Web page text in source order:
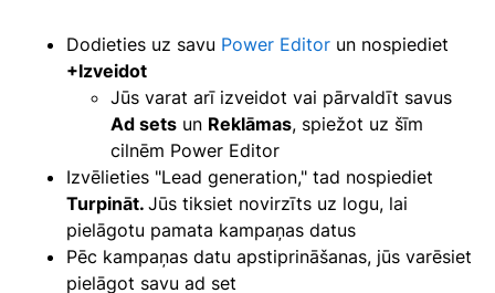
Dodieties uz savu Power Editor un nospiediet
+Izveidot
Jūs varat arī izveidot vai pārvaldīt savus
Ad sets un Reklāmas, spiežot uz šīm
cilnēm Power Editor
Izvēlieties "Lead generation," tad nospiediet
Turpināt. Jūs tiksiet novirzīts uz logu, lai
pielāgotu pamata kampaņas datus
Pēc kampaņas datu apstiprināšanas, jūs varēsiet
pielāgot savu ad set